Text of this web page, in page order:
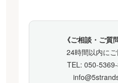
《ご相談・ご質
24時間以内に
TEL: 050-